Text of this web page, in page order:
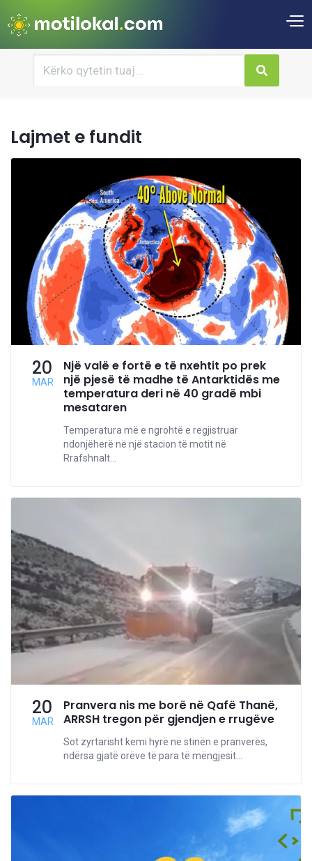
Lajmet e fundit
20
MAR
Një valë e fortë e të nxehtit po prek
një pjesë të madhe të Antarktidës me
temperatura deri në 40 gradë mbi
mesataren
Temperatura më e ngrohtë e regjistruar
ndonjëherë në një stacion të motit në
Rrafshnalt...
20
MAR
Pranvera nis me borë në Qafë Thanë,
ARRSH tregon për gjendjen e rrugëve
Sot zyrtarisht kemi hyrë në stinën e pranverës,
ndërsa gjatë orëve të para të mëngjesit...